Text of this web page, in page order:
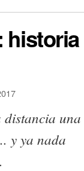
historia
distancia una
y ya nada